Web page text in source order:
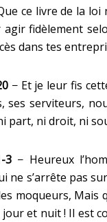
ce livre de la loi
fidèlement
dans tes
− Et je leur fis
ses serviteurs,
part, ni droit, ni
3− Heureux
ne s’arrête pas
moqueurs, Mais
et nuit ! Il est